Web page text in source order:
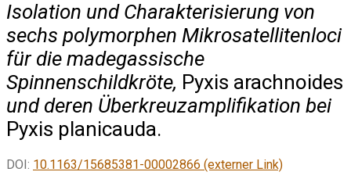
Isolation und Charakterisierung von
sechs polymorphen Mikrosatellitenloci
für die madegassische
Spinnenschildkröte, Pyxis arachnoides
und deren Überkreuzamplifikation bei
Pyxis planicauda.
DOI: 10.1163/15685381-00002866 (externer Link)